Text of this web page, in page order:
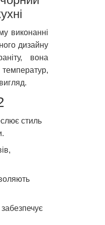
виконанні
дизайну
вона
температур,
стиль